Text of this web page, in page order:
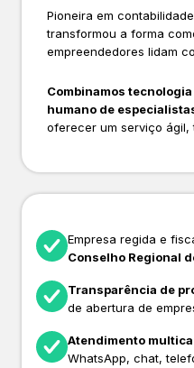
Pioneira em
transformou a forma
empreendedores lidam
Combinamos
humano de
oferecer um serviço ágil,
Empresa regida e
Conselho Regional
Transparência de
de abertura de
Atendimento
WhatsApp, chat,